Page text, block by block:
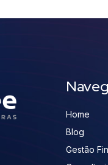
Home
Blog
Gestão